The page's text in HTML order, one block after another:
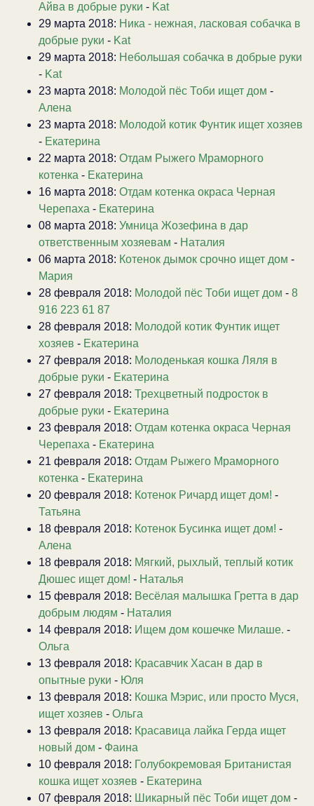
Айва в добрые руки - Kat
29 марта 2018: Ника - нежная, ласковая собачка в
добрые руки - Kat
29 марта 2018: Небольшая собачка в добрые руки
- Kat
23 марта 2018: Молодой пёс Тоби ищет дом -
Алена
23 марта 2018: Молодой котик Фунтик ищет хозяев
- Екатерина
22 марта 2018: Отдам Рыжего Мраморного
котенка - Екатерина
16 марта 2018: Отдам котенка окраса Черная
Черепаха - Екатерина
08 марта 2018: Умница Жозефина в дар
ответственным хозяевам - Наталия
06 марта 2018: Котенок дымок срочно ищет дом -
Мария
28 февраля 2018: Молодой пёс Тоби ищет дом - 8
916 223 61 87
28 февраля 2018: Молодой котик Фунтик ищет
хозяев - Екатерина
27 февраля 2018: Молоденькая кошка Ляля в
добрые руки - Екатерина
27 февраля 2018: Трехцветный подросток в
добрые руки - Екатерина
23 февраля 2018: Отдам котенка окраса Черная
Черепаха - Екатерина
21 февраля 2018: Отдам Рыжего Мраморного
котенка - Екатерина
20 февраля 2018: Котенок Ричард ищет дом! -
Татьяна
18 февраля 2018: Котенок Бусинка ищет дом! -
Алена
18 февраля 2018: Мягкий, рыхлый, теплый котик
Дюшес ищет дом! - Наталья
15 февраля 2018: Весёлая малышка Гретта в дар
добрым людям - Наталия
14 февраля 2018: Ищем дом кошечке Милаше. -
Ольга
13 февраля 2018: Красавчик Хасан в дар в
опытные руки - Юля
13 февраля 2018: Кошка Мэрис, или просто Муся,
ищет хозяев - Ольга
13 февраля 2018: Красавица лайка Герда ищет
новый дом - Фаина
10 февраля 2018: Голубокремовая Британистая
кошка ищет хозяев - Екатерина
07 февраля 2018: Шикарный пёс Тоби ищет дом -